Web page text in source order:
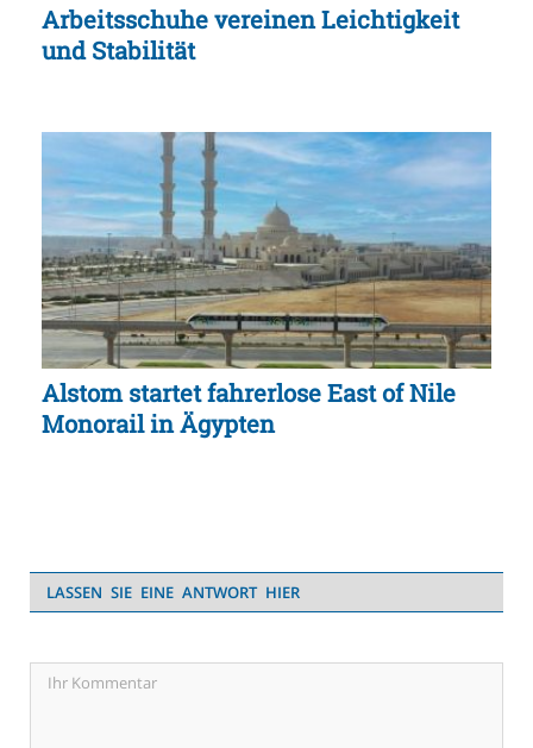
Arbeitsschuhe vereinen Leichtigkeit
und Stabilität
Alstom startet fahrerlose East of Nile
Monorail in Ägypten
LASSEN SIE EINE ANTWORT HIER